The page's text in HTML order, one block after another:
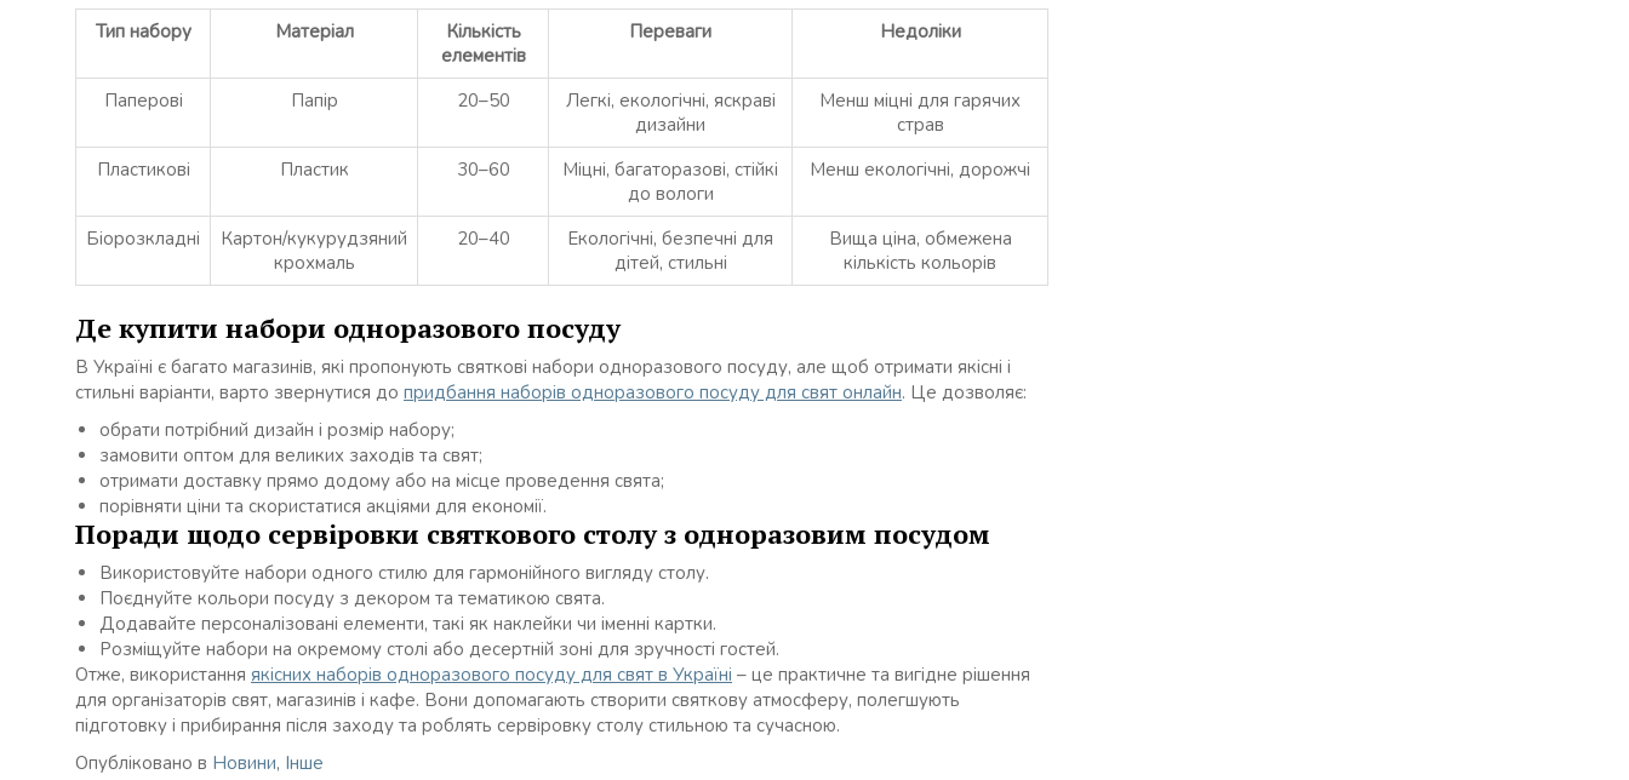
Тип набору Матеріал
Кількість
елементів
Переваги Недоліки
Паперові Папір 20–50
Легкі, екологічні, яскраві
дизайни
Менш міцні для гарячих
страв
Пластикові
Пластик 30–60
Міцні, багаторазові, стійкі
до вологи
Менш екологічні, дорожчі
Біорозкладні
Картон/кукурудзяний
крохмаль
20–40
Екологічні, безпечні для
дітей, стильні
Вища ціна, обмежена
кількість кольорів
Де купити набори одноразового посуду
В Україні є багато магазинів, які пропонують святкові набори одноразового посуду, але щоб отримати якісні і
стильні варіанти, варто звернутися до придбання наборів одноразового посуду для свят онлайн. Це дозволяє:
обрати потрібний дизайн і розмір набору;
замовити оптом для великих заходів та свят;
отримати доставку прямо додому або на місце проведення свята;
порівняти ціни та скористатися акціями для економії.
Поради щодо сервіровки святкового столу з одноразовим посудом
Використовуйте набори одного стилю для гармонійного вигляду столу.
Поєднуйте кольори посуду з декором та тематикою свята.
Додавайте персоналізовані елементи, такі як наклейки чи іменні картки.
Розміщуйте набори на окремому столі або десертній зоні для зручності гостей.
Отже, використання якісних наборів одноразового посуду для свят в Україні – це практичне та вигідне рішення
для організаторів свят, магазинів і кафе. Вони допомагають створити святкову атмосферу, полегшують
підготовку і прибирання після заходу та роблять сервіровку столу стильною та сучасною.
Опубліковано в Новини, Інше